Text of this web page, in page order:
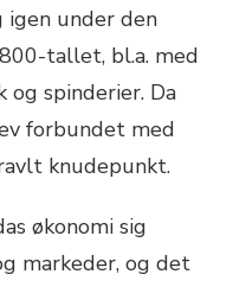
igen under den
tallet, bl.a. med
spinderier. Da
forbundet med
knudepunkt.
økonomi sig
markeder, og det